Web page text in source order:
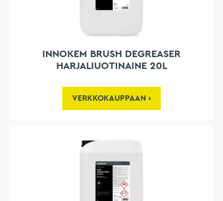
INNOKEM BRUSH DEGREASER
HARJALIUOTINAINE 20L
VERKKOKAUPPAAN